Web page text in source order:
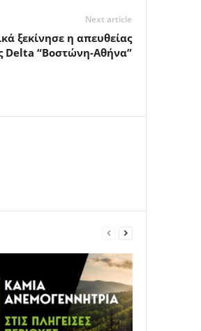
Next article
ξεκίνησε η απευθείας
Delta “Βοστώνη-Αθήνα”